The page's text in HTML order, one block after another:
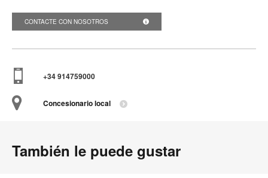
CONTACTE CON NOSOTROS
+34 914759000
Concesionario local
También le puede gustar